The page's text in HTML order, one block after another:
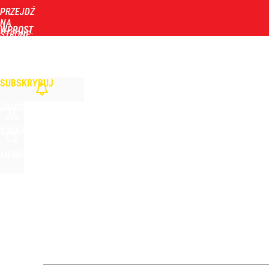
PRZEJDŹ
NA
STRONĘ
WPROST
SUBSKRYBUJ
dodaj